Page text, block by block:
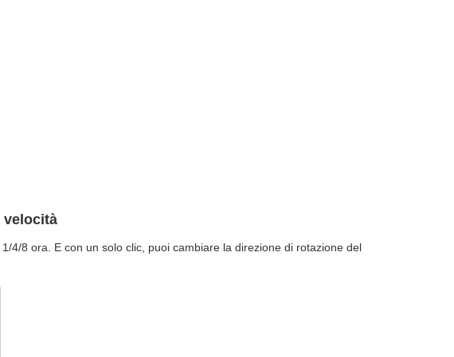
velocità
4/8 ora. E con un solo clic, puoi cambiare la direzione di rotazione del